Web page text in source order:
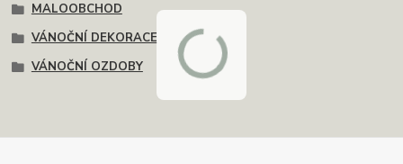
MALOOBCHOD
VÁNOČNÍ DEKORACE
VÁNOČNÍ OZDOBY